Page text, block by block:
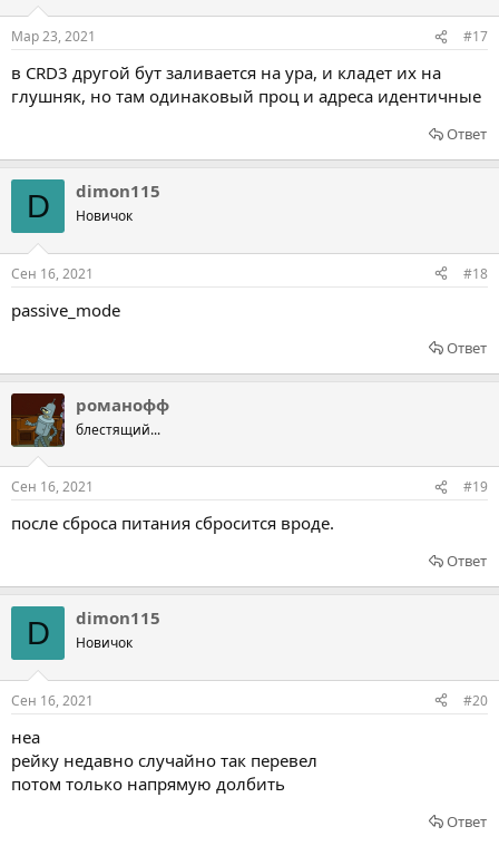
Мар 23, 2021 #17
в CRD3 другой бут заливается на ура, и кладет их на
глушняк, но там одинаковый проц и адреса идентичные
Ответ
D dimon115
Новичок
Сен 16, 2021 #18
passive_mode
Ответ
романофф
блестящий...
Сен 16, 2021 #19
после сброса питания сбросится вроде.
Ответ
D dimon115
Новичок
Сен 16, 2021 #20
неа
рейку недавно случайно так перевел
потом только напрямую долбить
Ответ